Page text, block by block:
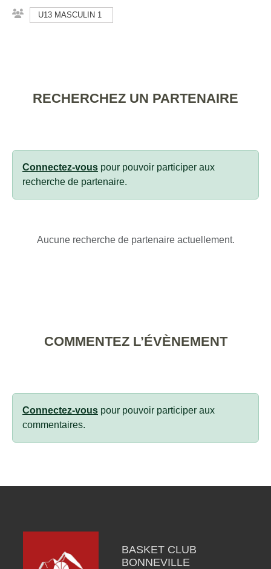
U13 MASCULIN 1
RECHERCHEZ UN PARTENAIRE
Connectez-vous pour pouvoir participer aux
recherche de partenaire.
Aucune recherche de partenaire actuellement.
COMMENTEZ L’ÉVÈNEMENT
Connectez-vous pour pouvoir participer aux
commentaires.
BASKET CLUB
BONNEVILLE